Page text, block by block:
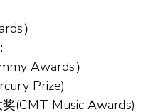
）
Awards）
Prize)
(CMT Music Awards)